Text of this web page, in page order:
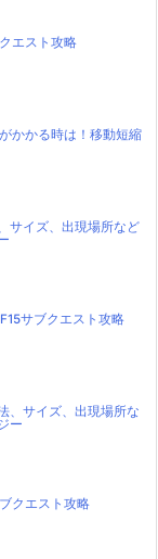
エスト攻略
かかる時は！移動短縮
サイズ、出現場所など
サブクエスト攻略
、サイズ、出現場所な
ー
クエスト攻略